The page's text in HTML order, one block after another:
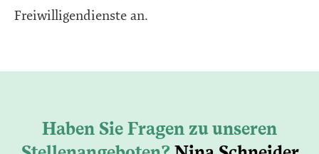
Freiwilligendienste an.
Haben Sie Fragen zu unseren